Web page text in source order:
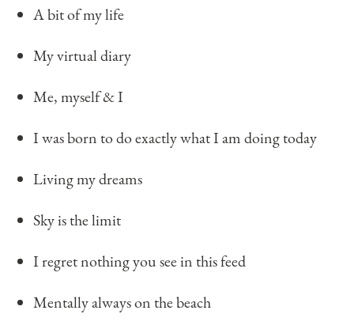
A bit of my life
My virtual diary
Me, myself & I
I was born to do exactly what I am doing today
Living my dreams
Sky is the limit
I regret nothing you see in this feed
Mentally always on the beach